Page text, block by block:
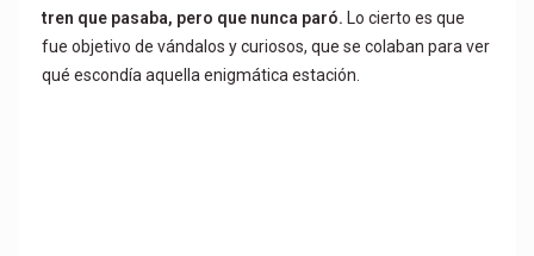
tren que pasaba, pero que nunca paró. Lo cierto es que
fue objetivo de vándalos y curiosos, que se colaban para ver
qué escondía aquella enigmática estación.